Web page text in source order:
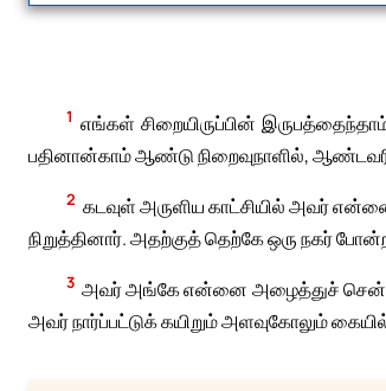
1 எங்கள் சிறையிருப்பின்
பதினான்காம் ஆண்டு நிறைவுநாளில்,
2 கடவுள் அருளிய காட்சியில் அவர்
நிறுத்தினார். அதற்குத் தெற்கே ஒரு நகர்
3 அவர் அங்கே என்னை அழைத்துச்
அவர் நார்ப்பட்டுக் கயிறும் அளவுகோலும்